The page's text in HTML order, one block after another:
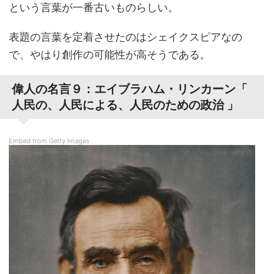
という言葉が一番古いものらしい。
表題の言葉を定着させたのはシェイクスピアなの
で、やはり創作の可能性が高そうである。
偉人の名言９：エイブラハム・リンカーン「
人民の、人民による、人民のための政治 」
Embed from Getty Images